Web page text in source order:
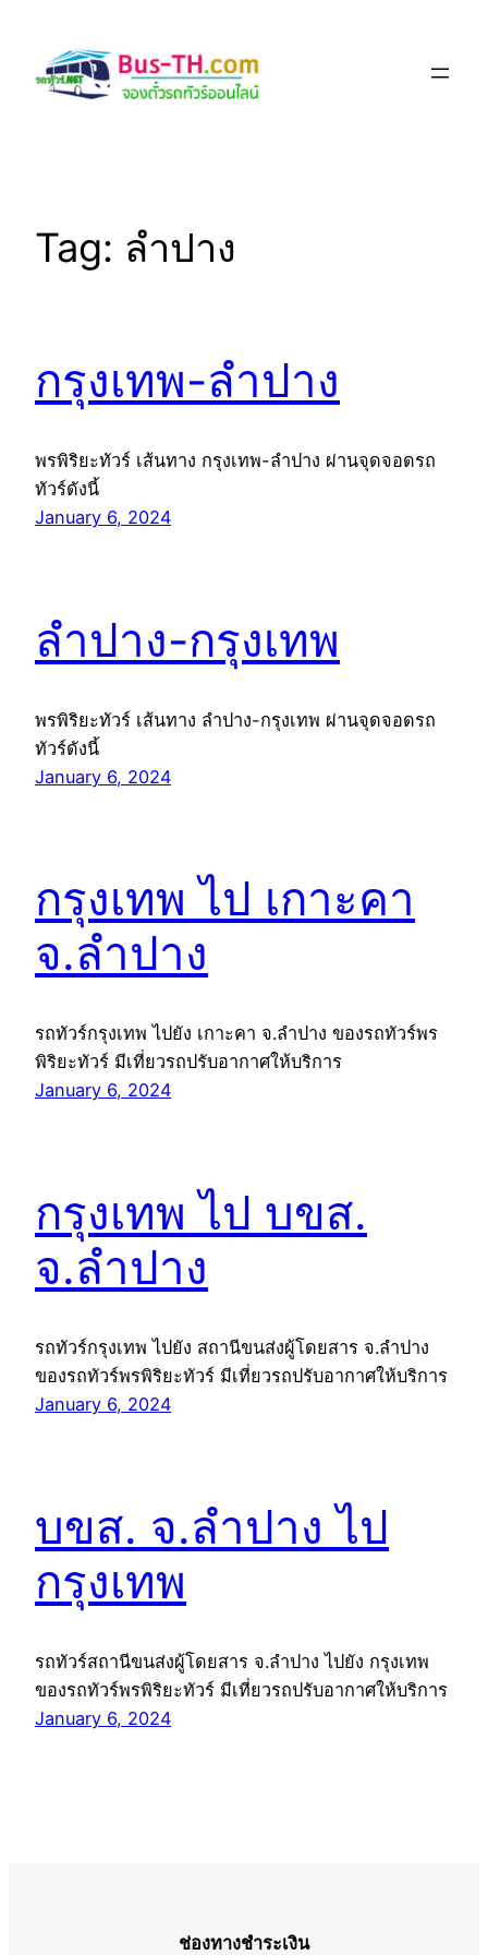
content
Tag: ลำปาง
กรุงเทพ-ลำปาง
พรพิริยะทัวร์ เส้นทาง กรุงเทพ-ลำปาง ผ่านจุดจอดรถ
ทัวร์ดังนี้
January 6, 2024
ลำปาง-กรุงเทพ
พรพิริยะทัวร์ เส้นทาง ลำปาง-กรุงเทพ ผ่านจุดจอดรถ
ทัวร์ดังนี้
January 6, 2024
กรุงเทพ ไป เกาะคา
จ.ลำปาง
รถทัวร์กรุงเทพ ไปยัง เกาะคา จ.ลำปาง ของรถทัวร์พร
พิริยะทัวร์ มีเที่ยวรถปรับอากาศให้บริการ
January 6, 2024
กรุงเทพ ไป บขส.
จ.ลำปาง
รถทัวร์กรุงเทพ ไปยัง สถานีขนส่งผู้โดยสาร จ.ลำปาง
ของรถทัวร์พรพิริยะทัวร์ มีเที่ยวรถปรับอากาศให้บริการ
January 6, 2024
บขส. จ.ลำปาง ไป
กรุงเทพ
รถทัวร์สถานีขนส่งผู้โดยสาร จ.ลำปาง ไปยัง กรุงเทพ
ของรถทัวร์พรพิริยะทัวร์ มีเที่ยวรถปรับอากาศให้บริการ
January 6, 2024
ช่องทางชำระเงิน